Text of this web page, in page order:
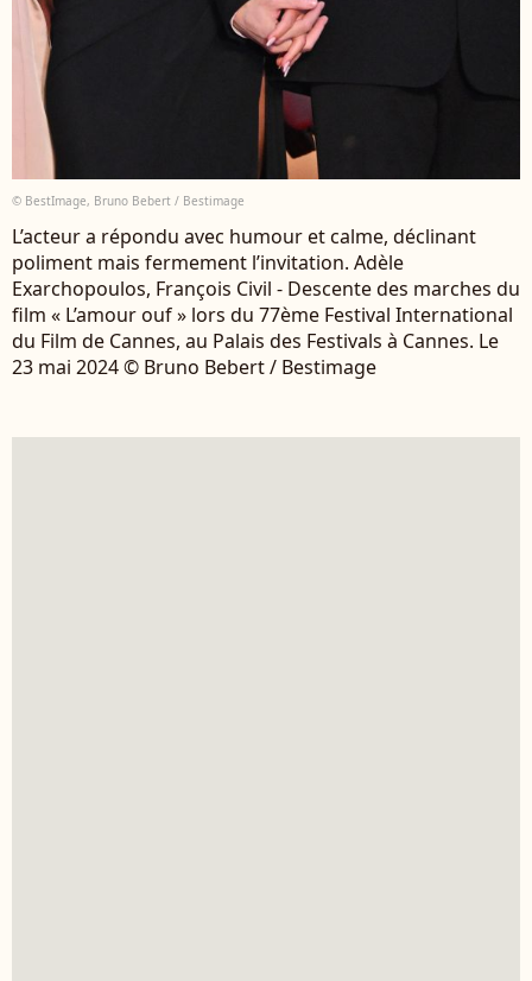
© BestImage, Bruno Bebert / Bestimage
L’acteur a répondu avec humour et calme, déclinant
poliment mais fermement l’invitation. Adèle
Exarchopoulos, François Civil - Descente des marches du
film « L’amour ouf » lors du 77ème Festival International
du Film de Cannes, au Palais des Festivals à Cannes. Le
23 mai 2024 © Bruno Bebert / Bestimage